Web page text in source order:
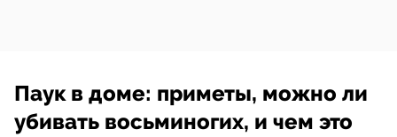
Паук в доме: приметы, можно ли
убивать восьминогих, и чем это